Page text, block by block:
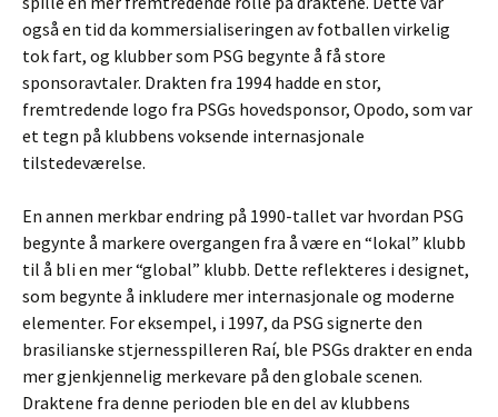
også en tid da kommersialiseringen av fotballen virkelig
tok fart, og klubber som PSG begynte å få store
sponsoravtaler. Drakten fra 1994 hadde en stor,
fremtredende logo fra PSGs hovedsponsor, Opodo, som var
et tegn på klubbens voksende internasjonale
tilstedeværelse.
En annen merkbar endring på 1990-tallet var hvordan PSG
begynte å markere overgangen fra å være en “lokal” klubb
til å bli en mer “global” klubb. Dette reflekteres i designet,
som begynte å inkludere mer internasjonale og moderne
elementer. For eksempel, i 1997, da PSG signerte den
brasilianske stjernesspilleren Raí, ble PSGs drakter en enda
mer gjenkjennelig merkevare på den globale scenen.
Draktene fra denne perioden ble en del av klubbens